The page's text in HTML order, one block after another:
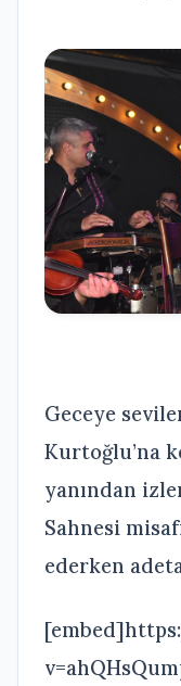
Geceye
Kurtoğlu’na
yanından
Sahnesi
ederken